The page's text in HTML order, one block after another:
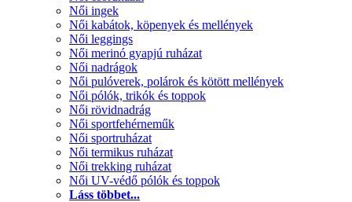
Női ingek
Női kabátok, köpenyek és mellények
Női leggings
Női merinó gyapjú ruházat
Női nadrágok
Női pulóverek, polárok és kötött mellények
Női pólók, trikók és toppok
Női rövidnadrág
Női sportfehérneműk
Női sportruházat
Női termikus ruházat
Női trekking ruházat
Női UV-védő pólók és toppok
Láss többet...